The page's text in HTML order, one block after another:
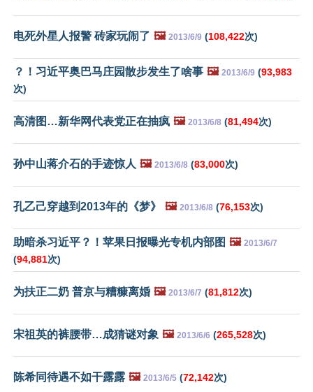
电死外星人报警 砖家玩闹了 🖼️ 2013/6/9 (108,422次)
？！习近平奥巴马庄园散步发生了啥事 🖼️ 2013/6/9 (93,983
次)
高清图…新华网代表党正在抽疯 🖼️ 2013/6/8 (81,494次)
孙中山蒋介石的手迹惊人 🖼️ 2013/6/8 (83,000次)
孔乙己穿越到2013年的《梦》 🖼️ 2013/6/8 (76,153次)
助暗杀习近平？！苹果日报曝光专机内部图 🖼️ 2013/6/7
(94,881次)
为扶正二奶 普京与糟糠离婚 🖼️ 2013/6/7 (81,812次)
宋祖英的裤腰带…成猜谜对象 🖼️ 2013/6/6 (265,528次)
陈希同待遇不如干露露 🖼️ 2013/6/5 (72,142次)